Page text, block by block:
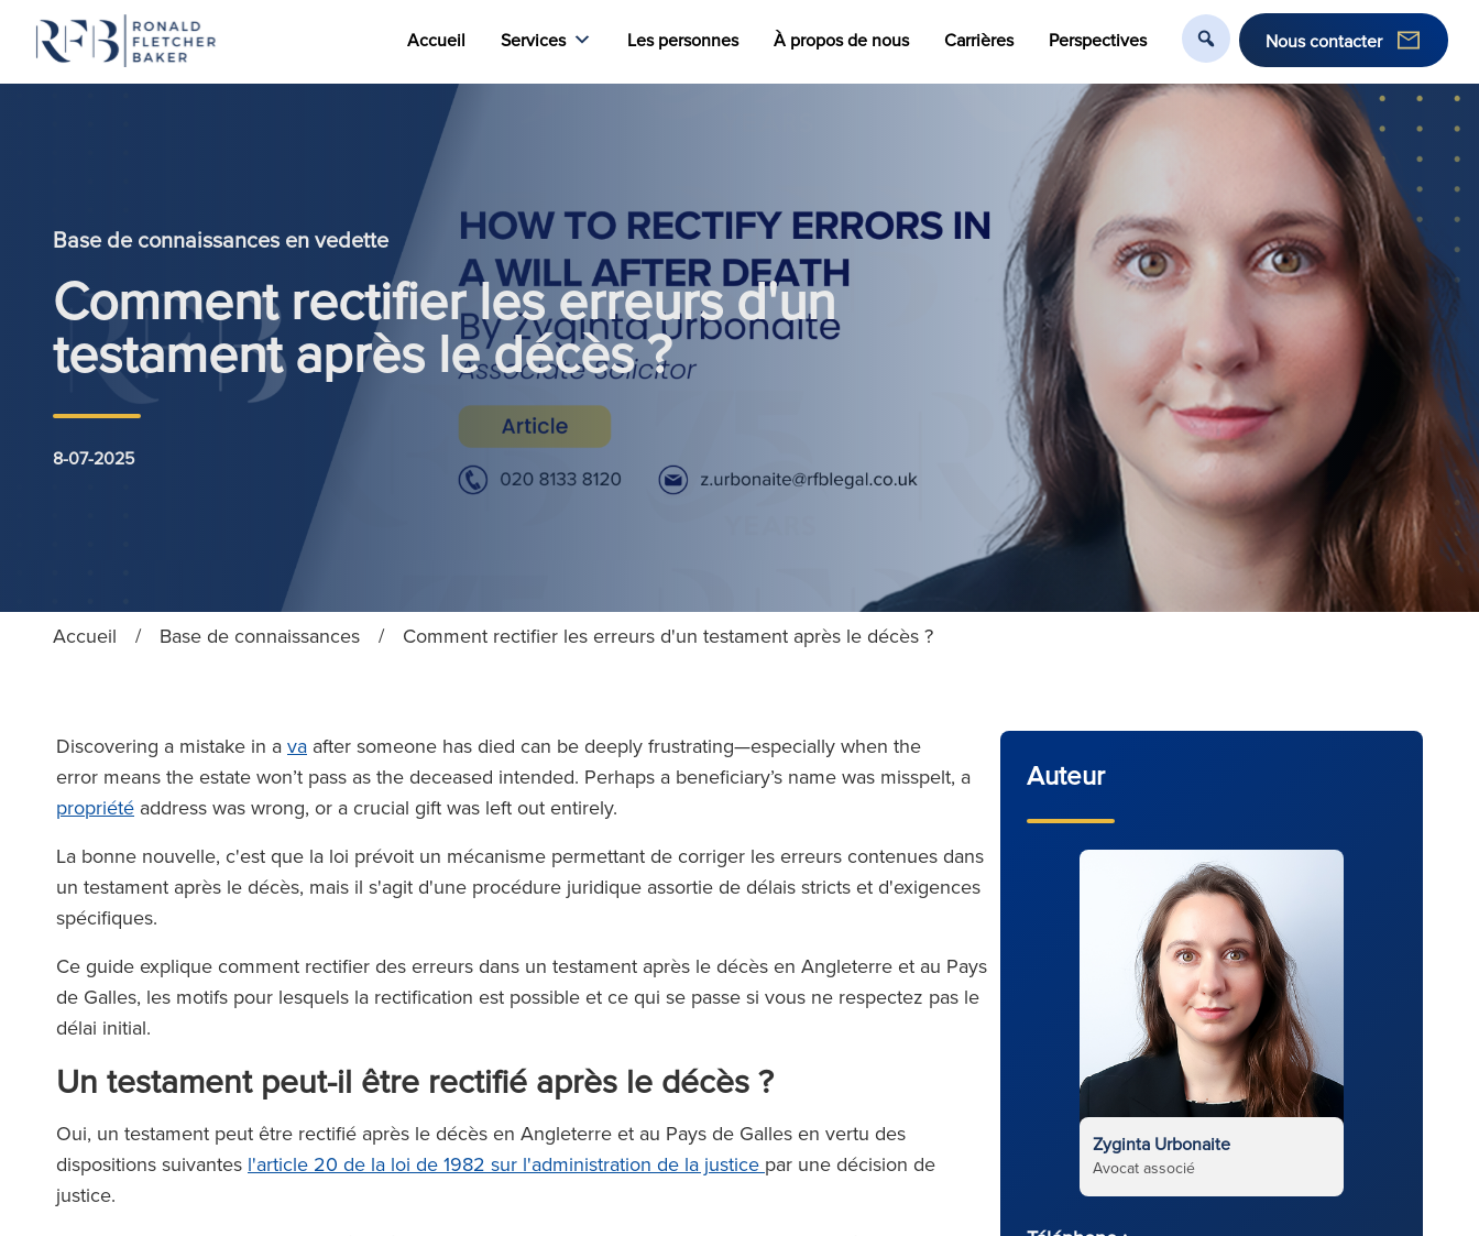
Accueil Services Les personnes À propos de nous Carrières Perspectives Nous contacter
Base de connaissances en vedette
Comment rectifier les erreurs d'un
testament après le décès ?
8-07-2025
Accueil / Base de connaissances / Comment rectifier les erreurs d'un testament après le décès ?
Discovering a mistake in a va after someone has died can be deeply frustrating—especially when the
error means the estate won’t pass as the deceased intended. Perhaps a beneficiary’s name was misspelt, a
propriété address was wrong, or a crucial gift was left out entirely.
La bonne nouvelle, c'est que la loi prévoit un mécanisme permettant de corriger les erreurs contenues dans
un testament après le décès, mais il s'agit d'une procédure juridique assortie de délais stricts et d'exigences
spécifiques.
Ce guide explique comment rectifier des erreurs dans un testament après le décès en Angleterre et au Pays
de Galles, les motifs pour lesquels la rectification est possible et ce qui se passe si vous ne respectez pas le
délai initial.
Un testament peut-il être rectifié après le décès ?
Oui, un testament peut être rectifié après le décès en Angleterre et au Pays de Galles en vertu des
dispositions suivantes l'article 20 de la loi de 1982 sur l'administration de la justice par une décision de
justice.
Auteur
Zyginta Urbonaite
Avocat associé